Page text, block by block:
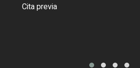
Cita previa